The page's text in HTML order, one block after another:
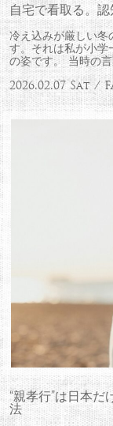
自宅で看取る。
冷え込みが厳しい冬
す。それは私が小学
の姿です。 当時の
2026.02.07 Sat /
“親孝行”は日本
法